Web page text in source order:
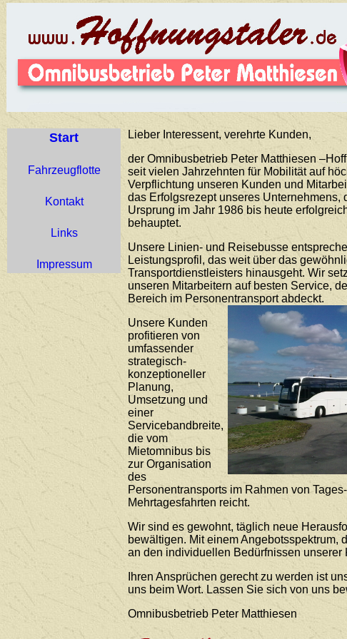
Start
Fahrzeugflotte
Kontakt
Links
Impressum
Lieber Interessent, verehrte Kunden,
der Omnibusbetrieb Peter Matthiesen
seit vielen Jahrzehnten für Mobilität auf
Verpflichtung unseren Kunden und
das Erfolgsrezept unseres Unternehmens,
Ursprung im Jahr 1986 bis heute
behauptet.
Unsere Linien- und Reisebusse
Leistungsprofil, das weit über das
Transportdienstleisters hinausgeht. Wir
unseren Mitarbeitern auf besten Service,
Bereich im Personentransport abdeckt.
Unsere Kunden
profitieren von
umfassender
strategisch-
konzeptioneller
Planung,
Umsetzung und
einer
Servicebandbreite,
die vom
Mietomnibus bis
zur Organisation
des
Personentransports im Rahmen von
Mehrtagesfahrten reicht.
Wir sind es gewohnt, täglich neue
bewältigen. Mit einem Angebotsspektrum,
an den individuellen Bedürfnissen unserer
Ihren Ansprüchen gerecht zu werden ist
uns beim Wort. Lassen Sie sich von uns
Omnibusbetrieb Peter Matthiesen